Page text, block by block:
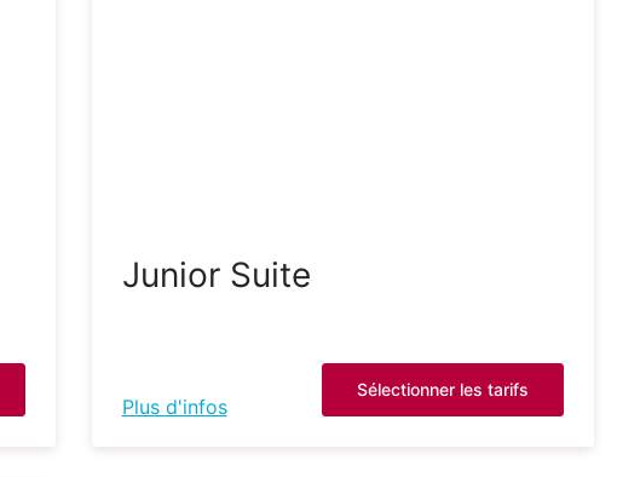
Junior Suite
Plus d'infos
Sélectionner les tarifs